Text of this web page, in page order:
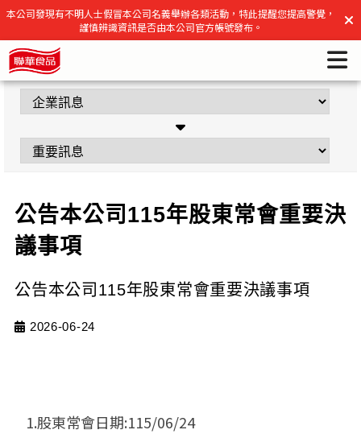
公告本公司115年股東常會重要決議事項 | 聯華食品官方網站
本公司發現有不明人士假冒本公司名義舉辦各類活動，特此提醒您提高警覺，
謹慎辨識資訊是否由本公司官方帳號發布。
公告本公司115年股東常會重要決
議事項
公告本公司115年股東常會重要決議事項
2026-06-24
1.股東常會日期:115/06/24